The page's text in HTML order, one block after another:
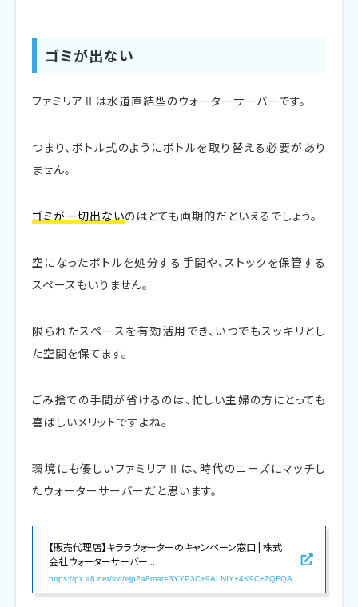
ゴミが出ない
ファミリアⅡは水道直結型のウォーターサーバーです。
つまり、ボトル式のようにボトルを取り替える必要があり
ません。
ゴミが一切出ないのはとても画期的だといえるでしょう。
空になったボトルを処分する手間や、ストックを保管する
スペースもいりません。
限られたスペースを有効活用でき、いつでもスッキリとし
た空間を保てます。
ごみ捨ての手間が省けるのは、忙しい主婦の方にとっても
喜ばしいメリットですよね。
環境にも優しいファミリアⅡは、時代のニーズにマッチし
たウォーターサーバーだと思います。
【販売代理店】キララウォーターのキャンペーン窓口 | 株式
会社ウォーターサーバー...
https://px.a8.net/svt/ejp?a8mat=3YYP3C+9ALNIY+4K9C+ZQFQA